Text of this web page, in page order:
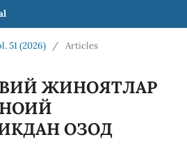
51 (2026) / Articles
ЖИНОЯТЛАР
ОЗОД